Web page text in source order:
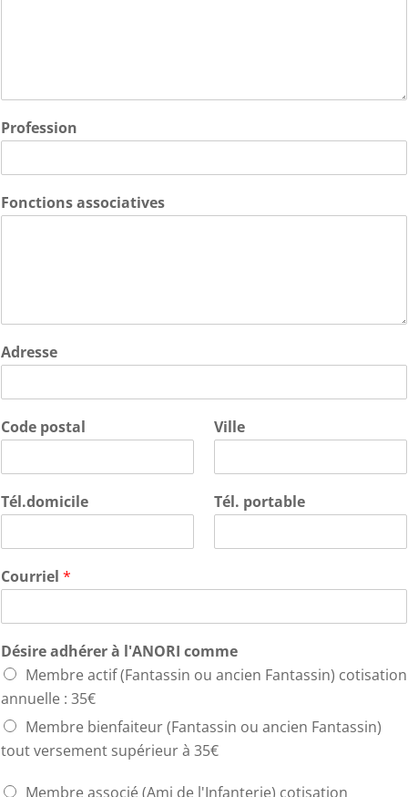
Profession
Fonctions associatives
Adresse
Code postal Ville
Tél.domicile Tél. portable
Courriel *
Désire adhérer à l'ANORI comme
Membre actif (Fantassin ou ancien Fantassin) cotisation
annuelle : 35€
Membre bienfaiteur (Fantassin ou ancien Fantassin)
tout versement supérieur à 35€
Membre associé (Ami de l'Infanterie) cotisation